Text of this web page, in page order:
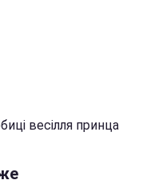
весілля принца